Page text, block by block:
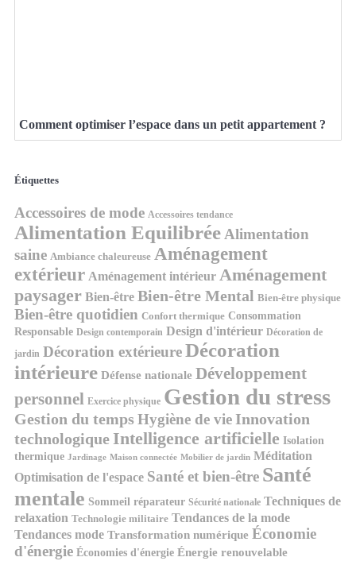
Comment optimiser l’espace dans un petit appartement ?
Étiquettes
Accessoires de mode Accessoires tendance
Alimentation Equilibrée Alimentation
saine Ambiance chaleureuse Aménagement
extérieur Aménagement intérieur Aménagement
paysager Bien-être Bien-être Mental Bien-être physique
Bien-être quotidien Confort thermique Consommation
Responsable Design contemporain Design d'intérieur Décoration de
jardin Décoration extérieureDécoration
intérieure Défense nationale Développement
personnel Exercice physique Gestion du stress
Gestion du temps Hygiène de vie Innovation
technologique Intelligence artificielle Isolation
thermique Jardinage Maison connectée Mobilier de jardin Méditation
Optimisation de l'espace Santé et bien-être Santé
mentale Sommeil réparateur Sécurité nationale Techniques de
relaxation Technologie militaire Tendances de la mode
Tendances mode Transformation numérique Économie
d'énergie Économies d'énergie Énergie renouvelable